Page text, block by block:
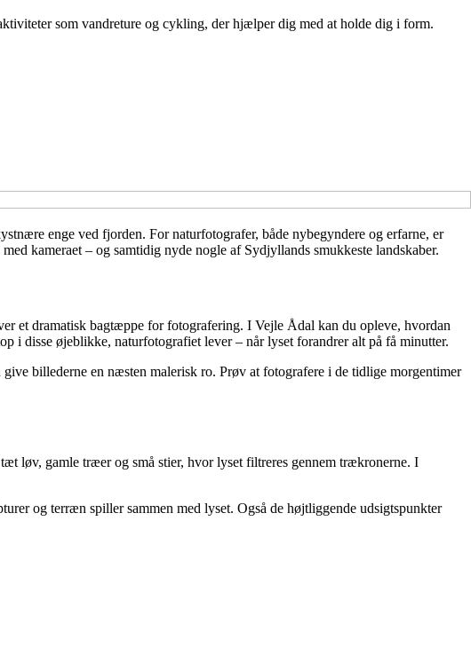
som vandreture og cykling, der hjælper dig med at holde dig i form.
enge ved fjorden. For naturfotografer, både nybegyndere og erfarne, er
kameraet – og samtidig nyde nogle af Sydjyllands smukkeste landskaber.
et dramatisk bagtæppe for fotografering. I Vejle Ådal kan du opleve, hvordan
i disse øjeblikke, naturfotografiet lever – når lyset forandrer alt på få minutter.
billederne en næsten malerisk ro. Prøv at fotografere i de tidlige morgentimer
løv, gamle træer og små stier, hvor lyset filtreres gennem trækronerne. I
og terræn spiller sammen med lyset. Også de højtliggende udsigtspunkter